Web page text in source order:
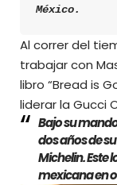
México.
Al correr del
trabajar con
libro “Bread is
liderar la Gucci
Bajo su
dos años de
Michelin. Este
mexicana en